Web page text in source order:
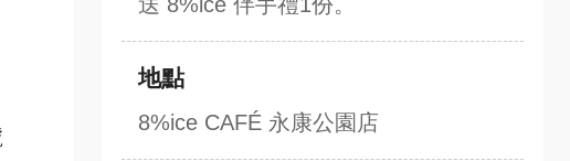
地點
8%ice CAFÉ 永康公園店